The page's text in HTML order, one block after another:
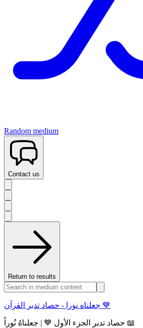
Random medium
Contact us
Return to results
جعلناه نورا - حصاد تدبر القرآن 💙
حصاد تدبر الجزء الأول 💙 | جعلناهُ نُوراً 📖